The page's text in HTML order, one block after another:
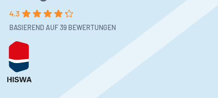
4.3
BASIEREND AUF 39 BEWERTUNGEN